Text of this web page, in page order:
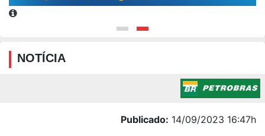
NOTÍCIA
Publicado: 14/09/2023 16:47h